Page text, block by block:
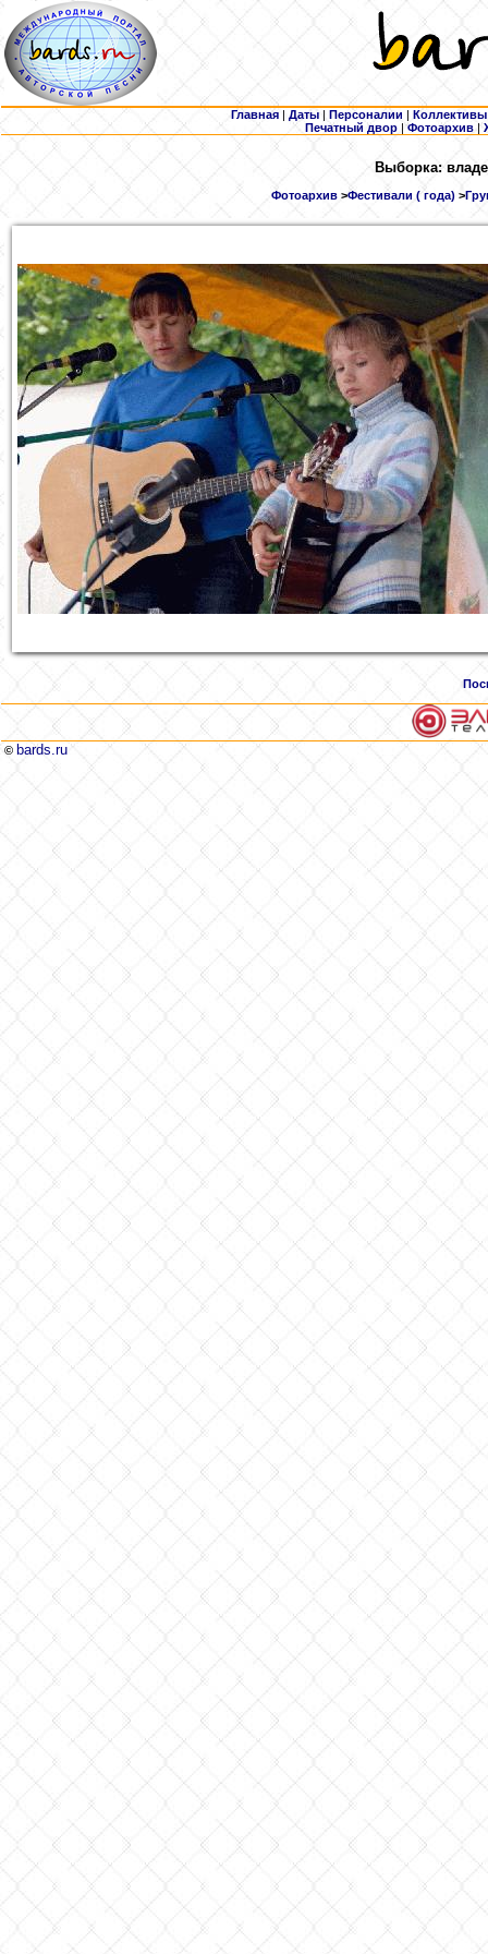
Главная | Даты | Персоналии | Коллективы
Печатный двор |Фотоархив |
Выборка:
Фотоархив>Фестивали ( года)>
© bards.ru